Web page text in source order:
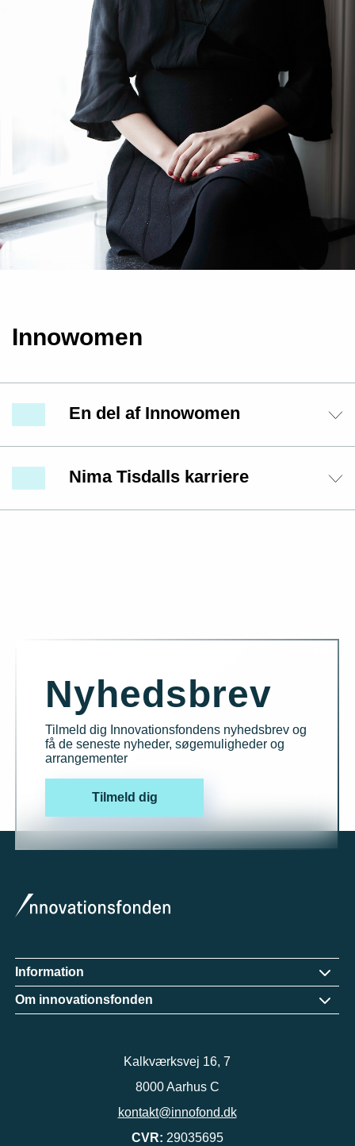
Innowomen
En del af Innowomen
Nima Tisdalls karriere
Nyhedsbrev
Tilmeld dig Innovationsfondens nyhedsbrev og
få de seneste nyheder, søgemuligheder og
arrangementer
Tilmeld dig
Kalkværksvej 16, 7
8000 Aarhus C
kontakt@innofond.dk
CVR: 29035695
Information
Om innovationsfonden